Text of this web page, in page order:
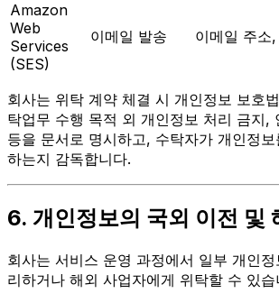
Amazon
Web
Services
(SES)
이메일 발송 이메일 주소
회사는 위탁 계약 체결 시 개인정보 보호
탁업무 수행 목적 외 개인정보 처리 금지,
등을 문서로 명시하고, 수탁자가 개인정
하는지 감독합니다.
6. 개인정보의 국외 이전 및
회사는 서비스 운영 과정에서 일부 개인
리하거나 해외 사업자에게 위탁할 수 있습